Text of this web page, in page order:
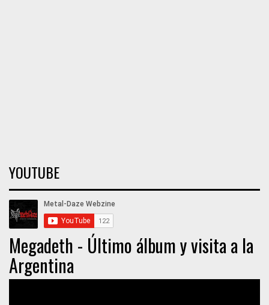
YOUTUBE
Megadeth - Último álbum y visita a la
Argentina